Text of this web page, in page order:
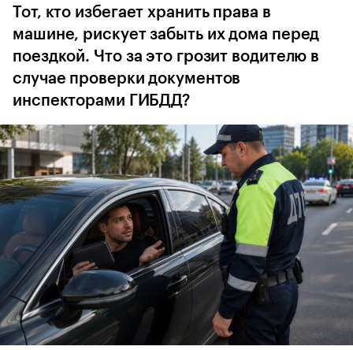
Тот, кто избегает хранить права в
машине, рискует забыть их дома перед
поездкой. Что за это грозит водителю в
случае проверки документов
инспекторами ГИБДД?